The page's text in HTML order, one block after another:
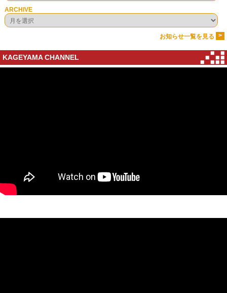
ARCHIVE
お知らせ一覧を見る >
KAGEYAMA CHANNEL